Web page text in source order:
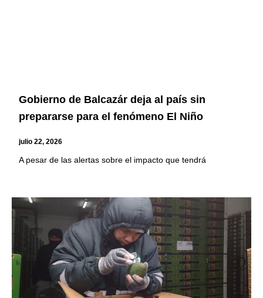
Gobierno de Balcazár deja al país sin
prepararse para el fenómeno El Niño
julio 22, 2026
A pesar de las alertas sobre el impacto que tendrá